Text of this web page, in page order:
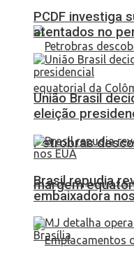
Petrobras
margem
PCDF investiga
atentados no
União Brasil
eleição
Brasil repudia
embaixadora